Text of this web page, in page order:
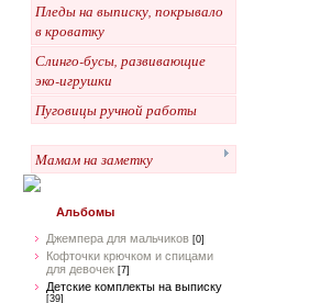
Пледы на выписку, покрывало
в кроватку
Слинго-бусы, развивающие
эко-игрушки
Пуговицы ручной работы
Мамам на заметку
Альбомы
Джемпера для мальчиков [0]
Кофточки крючком и спицами
для девочек [7]
Детские комплекты на выписку
[39]